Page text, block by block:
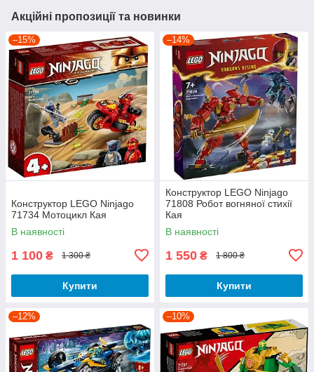
Акційні пропозиції та новинки
–15%
Конструктор LEGO Ninjago
71734 Мотоцикл Кая
В наявності
1 100 ₴ 1 300 ₴
Купити
–14%
Конструктор LEGO Ninjago
71808 Робот вогняної стихії
Кая
В наявності
1 550 ₴ 1 800 ₴
Купити
–12% –10%